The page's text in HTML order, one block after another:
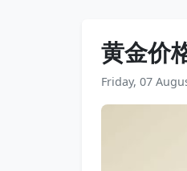
黄金价
Friday, 07